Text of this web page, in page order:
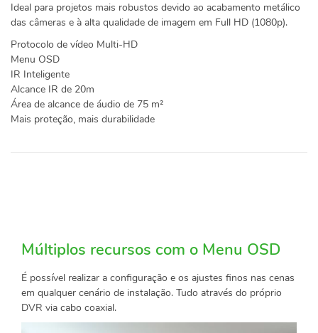
Ideal para projetos mais robustos devido ao acabamento metálico
das câmeras e à alta qualidade de imagem em Full HD (1080p).
Protocolo de vídeo Multi-HD
Menu OSD
IR Inteligente
Alcance IR de 20m
Área de alcance de áudio de 75 m²
Mais proteção, mais durabilidade
Múltiplos recursos com o Menu OSD
É possível realizar a configuração e os ajustes finos nas cenas
em qualquer cenário de instalação. Tudo através do próprio
DVR via cabo coaxial.